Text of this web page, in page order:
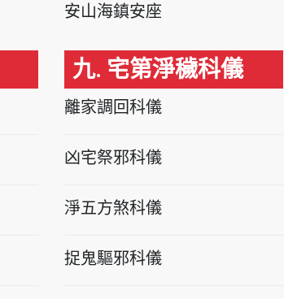
安山海鎮安座
九. 宅第淨穢科儀
離家調回科儀
凶宅祭邪科儀
淨五方煞科儀
捉鬼驅邪科儀